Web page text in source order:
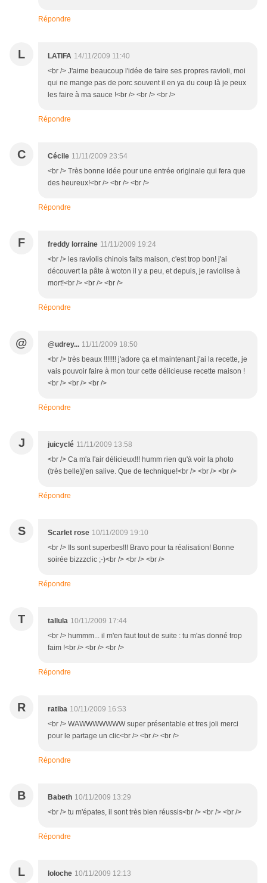
Répondre
L LATIFA 14/11/2009 11:40
<br /> J'aime beaucoup l'idée de faire ses propres ravioli, moi
qui ne mange pas de porc souvent il en ya du coup là je peux
les faire à ma sauce !<br /> <br /> <br />
Répondre
C Cécile 11/11/2009 23:54
<br /> Très bonne idée pour une entrée originale qui fera que
des heureux!<br /> <br /> <br />
Répondre
F freddy lorraine 11/11/2009 19:24
<br /> les raviolis chinois faits maison, c'est trop bon! j'ai
découvert la pâte à woton il y a peu, et depuis, je raviolise à
mort!<br /> <br /> <br />
Répondre
@ @udrey... 11/11/2009 18:50
<br /> très beaux !!!!!!! j'adore ça et maintenant j'ai la recette, je
vais pouvoir faire à mon tour cette délicieuse recette maison !
<br /> <br /> <br />
Répondre
J juicyclé 11/11/2009 13:58
<br /> Ca m'a l'air délicieux!!! humm rien qu'à voir la photo
(très belle)j'en salive. Que de technique!<br /> <br /> <br />
Répondre
S Scarlet rose 10/11/2009 19:10
<br /> Ils sont superbes!!! Bravo pour ta réalisation! Bonne
soirée bizzzclic ;-)<br /> <br /> <br />
Répondre
T tallula 10/11/2009 17:44
<br /> hummm... il m'en faut tout de suite : tu m'as donné trop
faim !<br /> <br /> <br />
Répondre
R ratiba 10/11/2009 16:53
<br /> WAWWWWWWW super présentable et tres joli merci
pour le partage un clic<br /> <br /> <br />
Répondre
B Babeth 10/11/2009 13:29
<br /> tu m'épates, il sont très bien réussis<br /> <br /> <br />
Répondre
L loloche 10/11/2009 12:13